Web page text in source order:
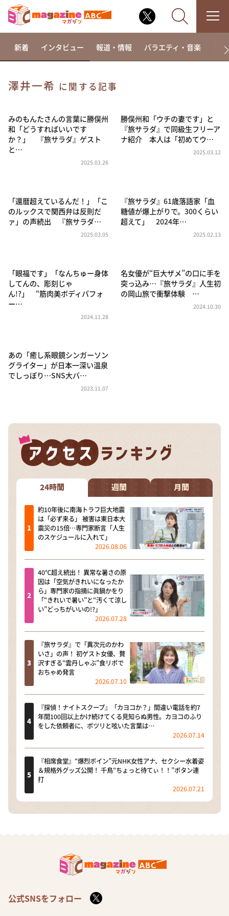
相席食堂
これ余談なんですけど・・・
～人生密着トークバラエティ！～ やすとものいたっ
河合＆A.B.C-Z塚田×福井アナ「なんでやねん！？」
（news おかえり）
DAIGOも台所 ～きょうの献立 何にする？～
朝だ！生です旅サラダ
教えて！ニュースライブ 正義のミカタ
新婚さんいらっしゃい！
ザキ山小屋本館
ぺこぱのまるスポ
新着 インタビュー 報道・情報 バラエティ・音楽 ド
澤井一希 に関する記事
みのもんたさんの言葉に勝俣州
和「どうすればいいです
か？」 『旅サラダ』ゲスト
と…
2025.03.26
勝俣州和「ウチの妻です」と
『旅サラダ』で同級生フリーア
ナ紹介 本人は「初めてウ…
2025.03.12
「還暦超えているんだ！」「こ
のルックスで関西弁は反則だ
ァ」の声続出 『旅サラダ…
2025.03.05
『旅サラダ』61歳落語家「血
糖値が爆上がりで。300くらい
超えて」 2024年…
2025.02.13
「眼福です」「なんちゅー身体
してんの、彫刻じゃ
ん!?」 “筋肉美ボディパフォ
ー…
2024.11.28
名女優が“巨大ザメ”の口に手を
突っ込み…『旅サラダ』人生初
の岡山旅で衝撃体験 …
2024.10.30
あの「癒し系眼鏡シンガーソン
グライター」が日本一深い温泉
でしっぽり…SNS大バ…
2023.11.07
24時間 週間 月間
約10年後に南海トラフ巨大地震
は「必ず来る」 被害は東日本大
震災の15倍…専門家断言「人生
のスケジュールに入れて」
2026.08.06
40℃超え続出！ 異常な暑さの原
因は「空気がきれいになったか
ら」専門家の指摘に眞鍋かをり
「“きれいで暑い”と“汚くて涼し
い”どっちがいいの!?」
2026.07.28
『旅サラダ』で「異次元のかわ
いさ」の声！ 初ゲスト女優、贅
沢すぎる“雲丹しゃぶ”食リポで
おちゃめ発言
2026.07.10
『探偵！ナイトスクープ』「カヨコか？」間違い電話を約7
年間100回以上かけ続けてくる見知らぬ男性。カヨコのふり
をした依頼者に、ポツリと呟いた言葉は…
2026.07.14
『相席食堂』“爆烈ボイン”元NHK女性アナ、セクシー水着姿
＆規格外グッズ公開！ 千鳥“ちょっと待てぃ！！”ボタン連
打
2026.07.21
公式SNSをフォロー